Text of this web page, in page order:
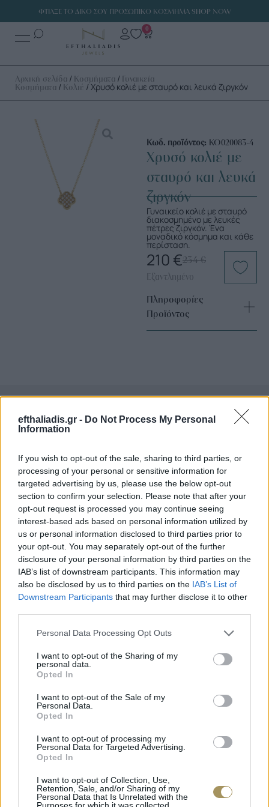
efthaliadis.gr - Do Not Process My Personal
Information
If you wish to opt-out of the sale, sharing to third parties, or
processing of your personal or sensitive information for
targeted advertising by us, please use the below opt-out
section to confirm your selection. Please note that after your
opt-out request is processed you may continue seeing
interest-based ads based on personal information utilized by
us or personal information disclosed to third parties prior to
your opt-out. You may separately opt-out of the further
disclosure of your personal information by third parties on the
IAB’s list of downstream participants. This information may
also be disclosed by us to third parties on the IAB’s List of
Downstream Participants that may further disclose it to other
Personal Data Processing Opt Outs
I want to opt-out of the Sharing of my
personal data.
Opted In
I want to opt-out of the Sale of my
Personal Data.
Opted In
I want to opt-out of processing my
Personal Data for Targeted Advertising.
Opted In
I want to opt-out of Collection, Use,
Retention, Sale, and/or Sharing of my
Personal Data that Is Unrelated with the
Purposes for which it was collected.
ΦΤΙΑΞΕ ΤΟ ΔΙΚΟ ΣΟΥ ΠΡΟΣΩΠΙΚΟ ΚΟΣΜΗΜΑ SHOP NOW
0
Αρχική σελίδα / Κοσμήματα / Γυναικεία
Κοσμήματα / Κολιέ / Χρυσό κολιέ με σταυρό και λευκά ζιργκόν
Κωδ. προϊόντος: ΚΟ020083-4
Χρυσό κολιέ με
σταυρό και λευκά
ζιργκόν
Γυναικείο κολιέ με σταυρό
διακοσμημένο με λευκές
πέτρες ζιργκόν. Ένα
μοναδικό κόσμημα και κάθε
περίσταση.
234€
210 €
Εξαντλημένο
Πληροφορίες
Προϊόντος
Επιλογές Που Ταιριάζουν
Ανακαλύψτε τα κοσμήματα που αγαπήθηκαν περισσότερο!
Εδώ θα βρείτε τις κορυφαίες επιλογές που ξεχωρίζουν για
το μοναδικό τους στυλ και την εξαιρετική τους ποιότητα.
ΧΡΥΣΌΣ 18 ΚΑΡΑΤΊΩΝ -10%
ΜΟΝΌΠΕΤΡΟ ΔΑΧΤΥΛΊΔΙ ΜΕ
ΔΙΑΜΆΝΤΙ 0.35CT
€ 1.737